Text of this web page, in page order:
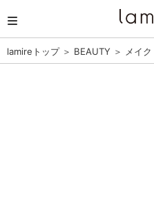
lamireトップ＞ BEAUTY ＞ メイク